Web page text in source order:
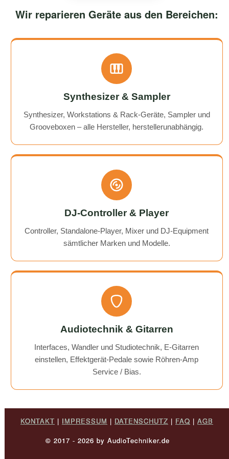
Wir reparieren Geräte aus den Bereichen:
Synthesizer & Sampler
Synthesizer, Workstations & Rack-Geräte, Sampler und
Grooveboxen – alle Hersteller, herstellerunabhängig.
DJ-Controller & Player
Controller, Standalone-Player, Mixer und DJ-Equipment
sämtlicher Marken und Modelle.
Audiotechnik & Gitarren
Interfaces, Wandler und Studiotechnik, E-Gitarren
einstellen, Effektgerät-Pedale sowie Röhren-Amp
Service / Bias.
KONTAKT | IMPRESSUM | DATENSCHUTZ | FAQ | AGB
© 2017 - 2026 by AudioTechniker.de